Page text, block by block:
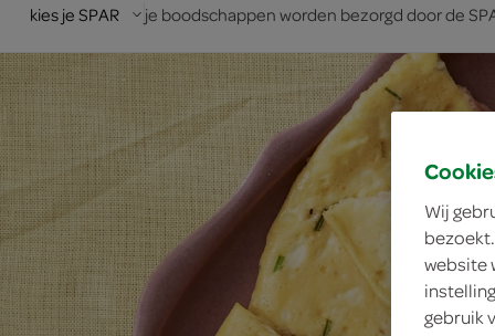
kies je SPAR je boodschappen worden bezorgd door de
Wij
website
gebruik